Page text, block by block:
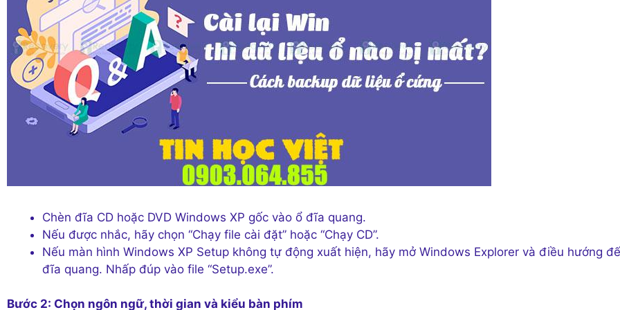
Chèn đĩa CD hoặc DVD Windows XP gốc vào ổ đĩa quang.
Nếu được nhắc, hãy chọn “Chạy file cài đặt” hoặc “Chạy CD”.
Nếu màn hình Windows XP Setup không tự động xuất hiện, hãy mở Windows Explorer và điều hướng
đĩa quang. Nhấp đúp vào file “Setup.exe”.
Bước 2: Chọn ngôn ngữ, thời gian và kiểu bàn phím